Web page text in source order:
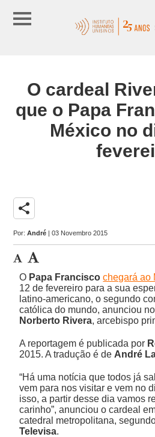
O cardeal
que o Papa
México no
share
Por:André | 03 Novembro 2015
O Papa Francisco chegará ao
12 de fevereiro para a sua
latino-americano, o segundo
católica do mundo, anunciou
Norberto Rivera, arcebispo
A reportagem é publicada por
2015. A tradução é de André
“Há uma notícia que todos já
vem para nos visitar e vem no
isso, a partir desse dia vamos
carinho”, anunciou o cardeal
catedral metropolitana,
Televisa.